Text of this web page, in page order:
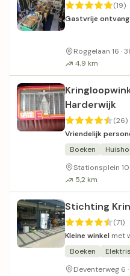
(19)
Gastvrije
Roggelaan 16 ·
4,9 km
Harderwijk
(26)
Vriendelijk
met lage prijzen
Boeken
Stationsplein 10
5,2 km
Stichting
(71)
Kleine winkel met
indeling en
Boeken